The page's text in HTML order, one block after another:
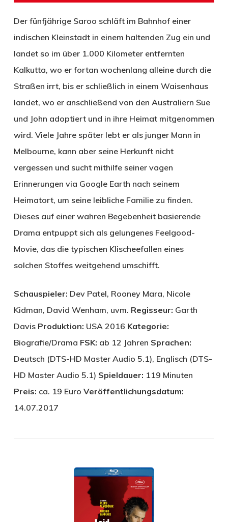
Der fünfjährige Saroo schläft im Bahnhof einer
indischen Kleinstadt in einem haltenden Zug ein und
landet so im über 1.000 Kilometer entfernten
Kalkutta, wo er fortan wochenlang alleine durch die
Straßen irrt, bis er schließlich in einem Waisenhaus
landet, wo er anschließend von den Australiern Sue
und John adoptiert und in ihre Heimat mitgenommen
wird. Viele Jahre später lebt er als junger Mann in
Melbourne, kann aber seine Herkunft nicht
vergessen und sucht mithilfe seiner vagen
Erinnerungen via Google Earth nach seinem
Heimatort, um seine leibliche Familie zu finden.
Dieses auf einer wahren Begebenheit basierende
Drama entpuppt sich als gelungenes Feelgood-
Movie, das die typischen Klischeefallen eines
solchen Stoffes weitgehend umschifft.
Schauspieler: Dev Patel, Rooney Mara, Nicole
Kidman, David Wenham, uvm. Regisseur: Garth
Davis Produktion: USA 2016 Kategorie:
Biografie/Drama FSK: ab 12 Jahren Sprachen:
Deutsch (DTS-HD Master Audio 5.1), Englisch (DTS-
HD Master Audio 5.1) Spieldauer: 119 Minuten
Preis: ca. 19 Euro Veröffentlichungsdatum:
14.07.2017